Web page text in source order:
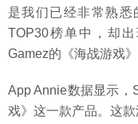
是我们已经非常熟
TOP30榜单中，却
Gamez的《海战游戏
App Annie数据显示，
戏》这一款产品。这